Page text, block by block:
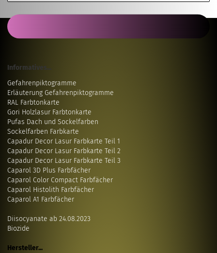
Informatives...
Gefahrenpiktogramme
Erläuterung Gefahrenpiktogramme
RAL Farbtonkarte
Gori Holzlasur Farbtonkarte
Pufas Dach und Sockelfarben
Sockelfarben Farbkarte
Capadur Decor Lasur Farbkarte Teil 1
Capadur Decor Lasur Farbkarte Teil 2
Capadur Decor Lasur Farbkarte Teil 3
Caparol 3D Plus Farbfächer
Caparol Color Compact Farbfächer
Caparol Histolith Farbfächer
Caparol A1 Farbfächer
Diisocyanate ab 24.08.2023
Biozide
Hersteller...